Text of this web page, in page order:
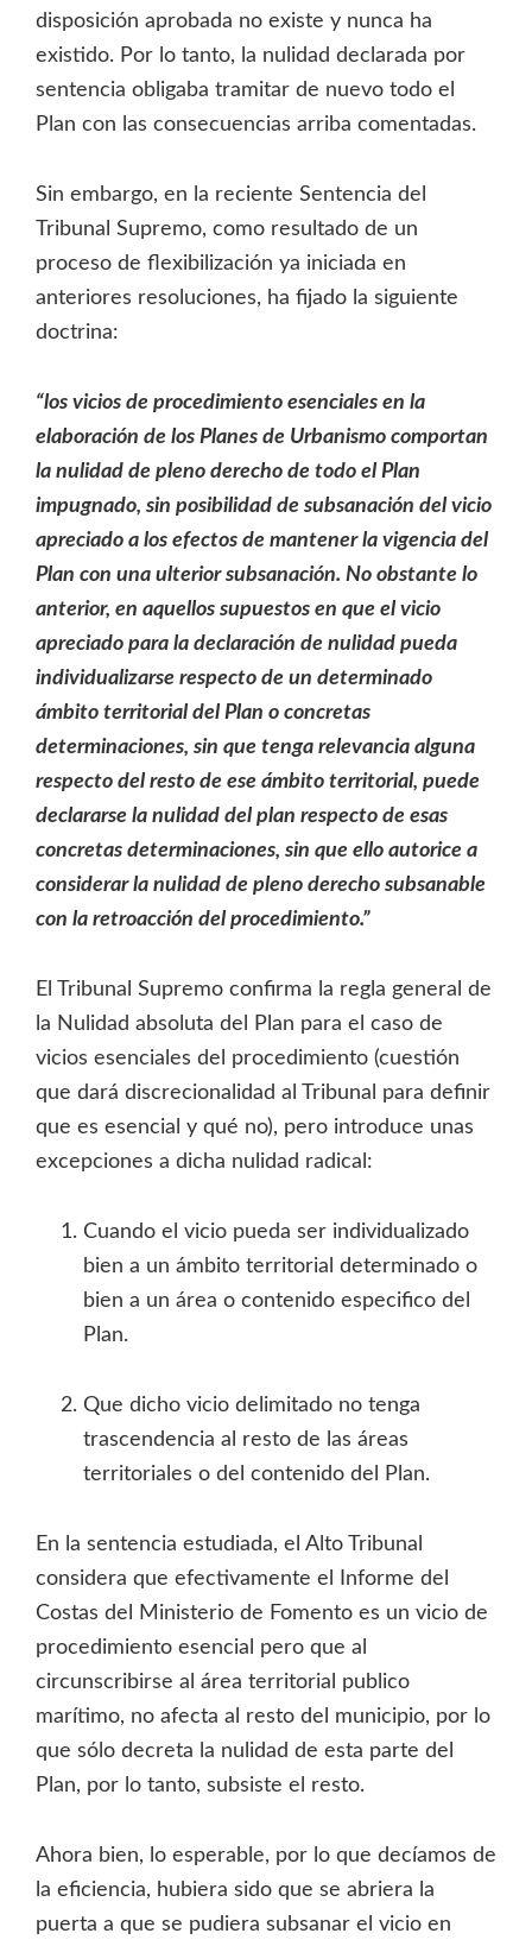
disposición aprobada no existe y nunca ha
existido. Por lo tanto, la nulidad declarada por
sentencia obligaba tramitar de nuevo todo el
Plan con las consecuencias arriba comentadas.
Sin embargo, en la reciente Sentencia del
Tribunal Supremo, como resultado de un
proceso de flexibilización ya iniciada en
anteriores resoluciones, ha fijado la siguiente
doctrina:
“los vicios de procedimiento esenciales en la
elaboración de los Planes de Urbanismo comportan
la nulidad de pleno derecho de todo el Plan
impugnado, sin posibilidad de subsanación del vicio
apreciado a los efectos de mantener la vigencia del
Plan con una ulterior subsanación. No obstante lo
anterior, en aquellos supuestos en que el vicio
apreciado para la declaración de nulidad pueda
individualizarse respecto de un determinado
ámbito territorial del Plan o concretas
determinaciones, sin que tenga relevancia alguna
respecto del resto de ese ámbito territorial, puede
declararse la nulidad del plan respecto de esas
concretas determinaciones, sin que ello autorice a
considerar la nulidad de pleno derecho subsanable
con la retroacción del procedimiento.”
El Tribunal Supremo confirma la regla general de
la Nulidad absoluta del Plan para el caso de
vicios esenciales del procedimiento (cuestión
que dará discrecionalidad al Tribunal para definir
que es esencial y qué no), pero introduce unas
excepciones a dicha nulidad radical:
Cuando el vicio pueda ser individualizado
bien a un ámbito territorial determinado o
bien a un área o contenido especifico del
Plan.
Que dicho vicio delimitado no tenga
trascendencia al resto de las áreas
territoriales o del contenido del Plan.
En la sentencia estudiada, el Alto Tribunal
considera que efectivamente el Informe del
Costas del Ministerio de Fomento es un vicio de
procedimiento esencial pero que al
circunscribirse al área territorial publico
marítimo, no afecta al resto del municipio, por lo
que sólo decreta la nulidad de esta parte del
Plan, por lo tanto, subsiste el resto.
Ahora bien, lo esperable, por lo que decíamos de
la eficiencia, hubiera sido que se abriera la
puerta a que se pudiera subsanar el vicio en